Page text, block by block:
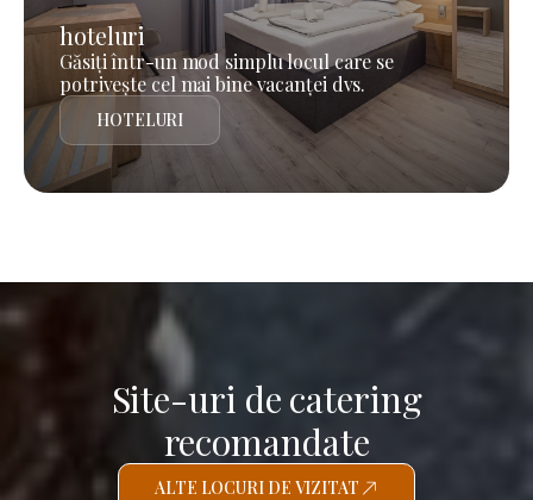
hoteluri
Găsiți într-un mod simplu locul care se
potrivește cel mai bine vacanței dvs.
HOTELURI
Site-uri de catering
recomandate
ALTE LOCURI DE VIZITAT